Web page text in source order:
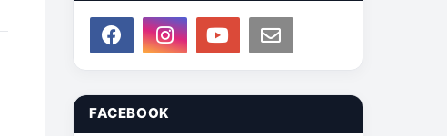
FACEBOOK